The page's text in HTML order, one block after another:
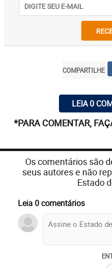
COMPARTILHE
LEIA 0
*PARA COMENTAR,
Os comentários são
seus autores e não
Estado
Leia 0 comentários